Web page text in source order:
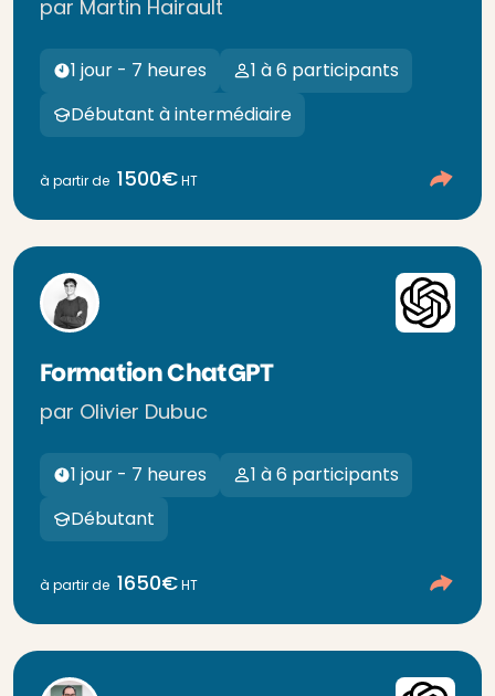
par Martin Hairault
1 jour - 7 heures
1 à 6 participants
Débutant à intermédiaire
à partir de 1500€HT
Formation ChatGPT
par Olivier Dubuc
1 jour - 7 heures
1 à 6 participants
Débutant
à partir de 1650€HT